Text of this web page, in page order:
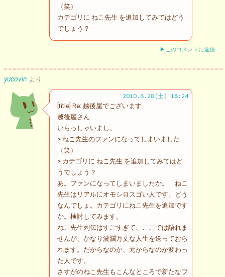
（笑）
カテゴリに ねこ先生 を追加してみてはどう
でしょう？
▶このコメントに返信
yucovin より
2010.8.28(土) 18:24
[title] Re: 越後屋でございます
越後屋さん
いらっしゃいまし。
> ねこ先生のファンになってしまいました
（笑）
> カテゴリに ねこ先生 を追加してみてはど
うでしょう？
あ。ファンになってしまいましたか。 ねこ
先生はリアルにオモシロスゴい人です。どう
なんでしょ。カテゴリにねこ先生を追加です
か。検討してみます。
ねこ先生列伝はすごすぎて、ここでは語れま
せんが、かなり波瀾万丈な人生を送っておら
れます。だからなのか、元からなのか変わっ
た人です。
さすがのねこ先生もこんなところで新たなフ